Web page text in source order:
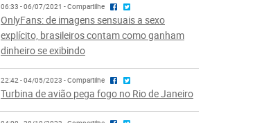
06:33 - 06/07/2021 - Compartilhe
OnlyFans: de imagens sensuais a sexo
explícito, brasileiros contam como ganham
dinheiro se exibindo
22:42 - 04/05/2023 - Compartilhe
Turbina de avião pega fogo no Rio de Janeiro